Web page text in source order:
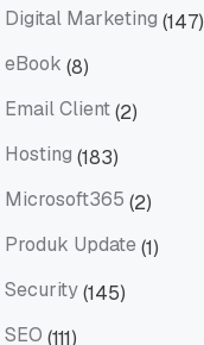
Digital Marketing (147)
eBook (8)
Email Client(2)
Hosting (183)
Microsoft365 (2)
Produk Update (1)
Security(145)
SEO (111)